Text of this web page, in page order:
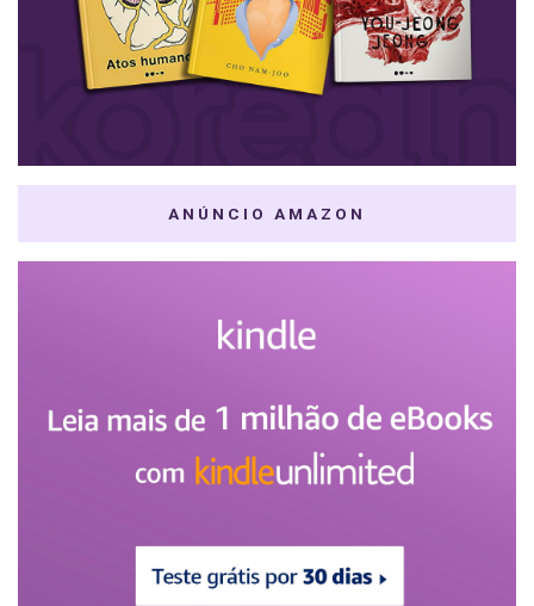
ANÚNCIO AMAZON